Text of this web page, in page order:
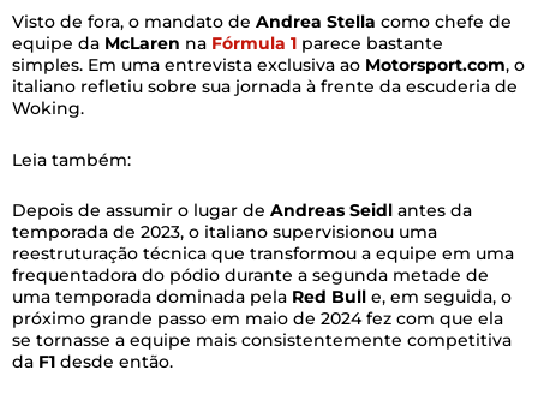
Visto de fora, o mandato de Andrea Stella como chefe de
equipe da McLaren na Fórmula 1 parece bastante
simples. Em uma entrevista exclusiva ao Motorsport.com, o
italiano refletiu sobre sua jornada à frente da escuderia de
Woking.
Leia também:
Depois de assumir o lugar de Andreas Seidl antes da
temporada de 2023, o italiano supervisionou uma
reestruturação técnica que transformou a equipe em uma
frequentadora do pódio durante a segunda metade de
uma temporada dominada pela Red Bull e, em seguida, o
próximo grande passo em maio de 2024 fez com que ela
se tornasse a equipe mais consistentemente competitiva
da F1 desde então.